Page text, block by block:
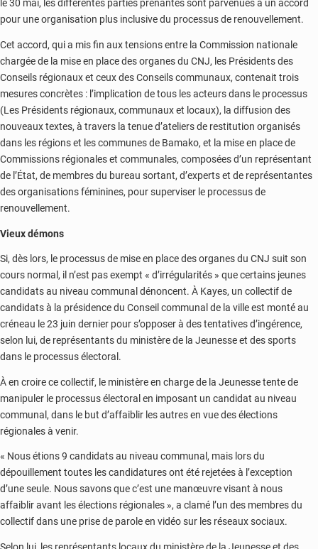
le 30 mai, les différentes parties prenantes sont parvenues à un accord
pour une organisation plus inclusive du processus de renouvellement.
Cet accord, qui a mis fin aux tensions entre la Commission nationale
chargée de la mise en place des organes du CNJ, les Présidents des
Conseils régionaux et ceux des Conseils communaux, contenait trois
mesures concrètes : l’implication de tous les acteurs dans le processus
(Les Présidents régionaux, communaux et locaux), la diffusion des
nouveaux textes, à travers la tenue d’ateliers de restitution organisés
dans les régions et les communes de Bamako, et la mise en place de
Commissions régionales et communales, composées d’un représentant
de l’État, de membres du bureau sortant, d’experts et de représentantes
des organisations féminines, pour superviser le processus de
renouvellement.
Vieux démons
Si, dès lors, le processus de mise en place des organes du CNJ suit son
cours normal, il n’est pas exempt « d’irrégularités » que certains jeunes
candidats au niveau communal dénoncent. À Kayes, un collectif de
candidats à la présidence du Conseil communal de la ville est monté au
créneau le 23 juin dernier pour s’opposer à des tentatives d’ingérence,
selon lui, de représentants du ministère de la Jeunesse et des sports
dans le processus électoral.
À en croire ce collectif, le ministère en charge de la Jeunesse tente de
manipuler le processus électoral en imposant un candidat au niveau
communal, dans le but d’affaiblir les autres en vue des élections
régionales à venir.
« Nous étions 9 candidats au niveau communal, mais lors du
dépouillement toutes les candidatures ont été rejetées à l’exception
d’une seule. Nous savons que c’est une manœuvre visant à nous
affaiblir avant les élections régionales », a clamé l’un des membres du
collectif dans une prise de parole en vidéo sur les réseaux sociaux.